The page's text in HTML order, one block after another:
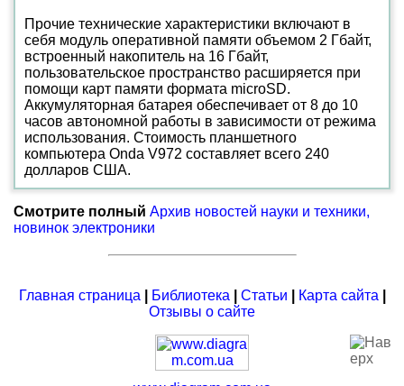
Прочие технические характеристики включают в
себя модуль оперативной памяти объемом 2 Гбайт,
встроенный накопитель на 16 Гбайт,
пользовательское пространство расширяется при
помощи карт памяти формата microSD.
Аккумуляторная батарея обеспечивает от 8 до 10
часов автономной работы в зависимости от режима
использования. Стоимость планшетного
компьютера Onda V972 составляет всего 240
долларов США.
Смотрите полный Архив новостей науки и техники,
новинок электроники
Главная страница Библиотека Статьи Карта сайта
Отзывы о сайте